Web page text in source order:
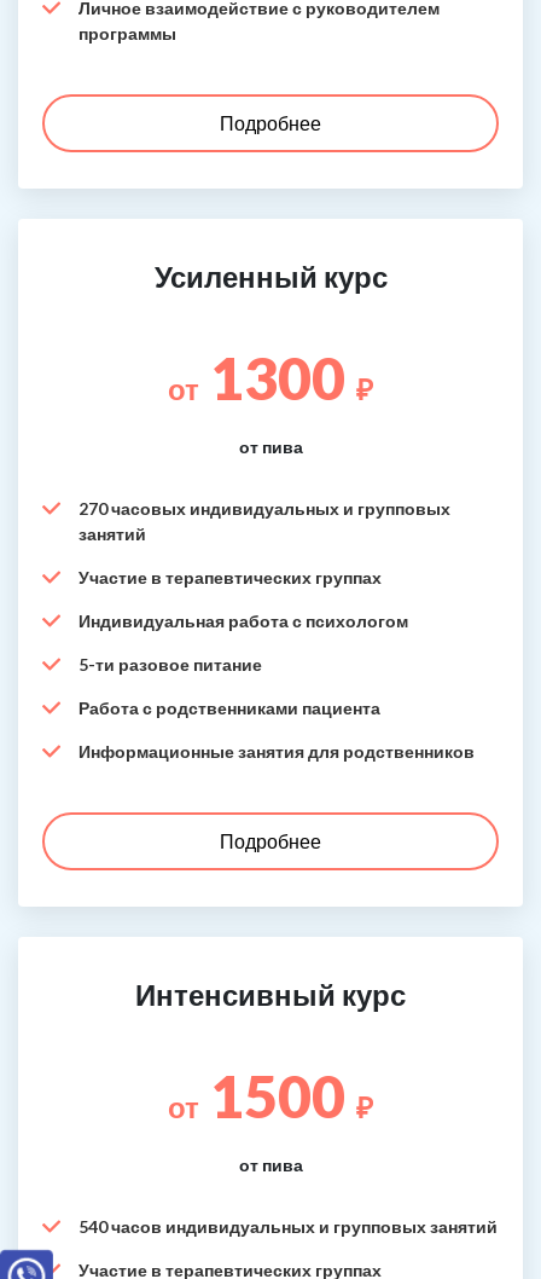
Личное взаимодействие с руководителем
программы
Подробнее
Усиленный курс
от 1300 ₽
от пива
270 часовых индивидуальных и групповых
занятий
Участие в терапевтических группах
Индивидуальная работа с психологом
5-ти разовое питание
Работа с родственниками пациента
Информационные занятия для родственников
Подробнее
Интенсивный курс
от 1500 ₽
от пива
540 часов индивидуальных и групповых занятий
Участие в терапевтических группах